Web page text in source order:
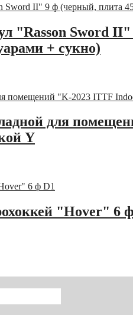
"Rasson Sword
+ сукно)
для
Y
"Hover" 6